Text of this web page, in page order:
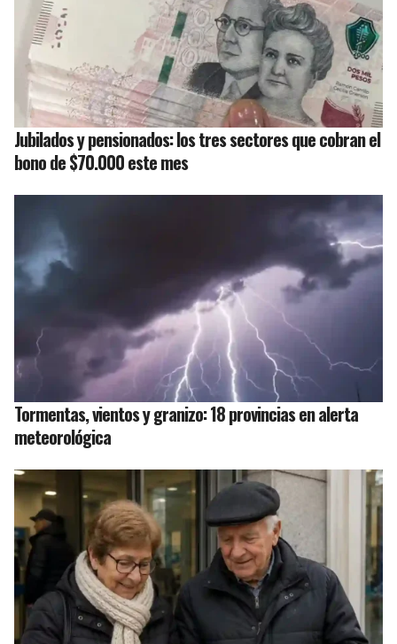
Jubilados y pensionados: los tres sectores que cobran el
bono de $70.000 este mes
Tormentas, vientos y granizo: 18 provincias en alerta
meteorológica